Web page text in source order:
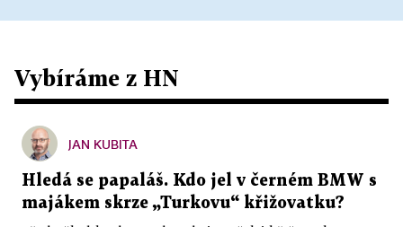
Vybíráme z HN
JAN KUBITA
Hledá se papaláš. Kdo jel v černém BMW s
majákem skrze „Turkovu“ křižovatku?